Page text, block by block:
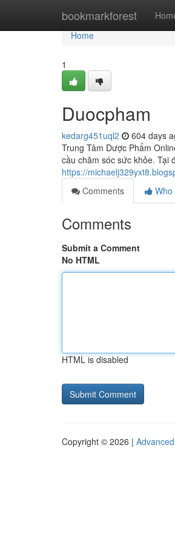
bookmarkforest
Home
Home
1
Duocpham
kedarg451uql2 604 days
Trung Tâm Dược Phẩm
cầu chăm sóc sức khỏe. Tại
https://
Comments
Who
Comments
Submit a Comment
No HTML
HTML is disabled
Copyright © 2026 |